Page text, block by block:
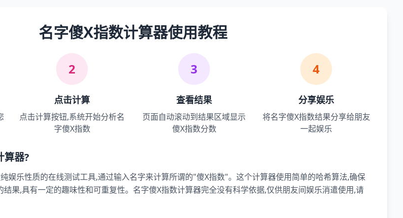
名字傻X指数计算器使用教程
2
点击计算
点击计算按钮,系统开始分析名
字傻X指数
3
查看结果
页面自动滚动到结果区域显示
傻X指数分数
4
分享娱乐
将名字傻X指数结果分享给朋友
一起娱乐
算器?
娱乐性质的在线测试工具,通过输入名字来计算所谓的"傻X指数"。这个计算器使用简单的哈希算法,确保
果,具有一定的趣味性和可重复性。名字傻X指数计算器完全没有科学依据,仅供朋友间娱乐消遣使用,请